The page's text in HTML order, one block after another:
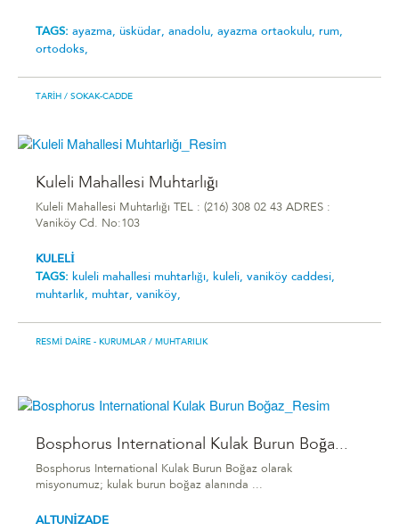
TAGS: ayazma, üsküdar, anadolu, ayazma ortaokulu, rum,
ortodoks,
TARIH / SOKAK-CADDE
Kuleli Mahallesi Muhtarlığı
Kuleli Mahallesi Muhtarlığı TEL : (216) 308 02 43 ADRES :
Vaniköy Cd. No:103
KULELİ
TAGS: kuleli mahallesi muhtarlığı, kuleli, vaniköy caddesi,
muhtarlık, muhtar, vaniköy,
RESMI DAIRE - KURUMLAR / MUHTARILIK
Bosphorus International Kulak Burun Boğa...
Bosphorus International Kulak Burun Boğaz olarak
misyonumuz; kulak burun boğaz alanında ...
ALTUNİZADE